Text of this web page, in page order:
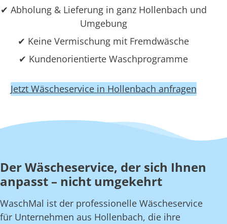
✔ Abholung & Lieferung in ganz Hollenbach und
Umgebung
✔ Keine Vermischung mit Fremdwäsche
✔ Kundenorientierte Waschprogramme
Jetzt Wäscheservice in Hollenbach anfragen
Der Wäscheservice, der sich Ihnen
anpasst – nicht umgekehrt
WaschMal ist der professionelle Wäscheservice
für Unternehmen aus Hollenbach, die ihre